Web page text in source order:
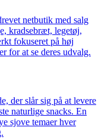
netbutik med salg
kradsebræt, legetøj,
fokuseret på høj
for at se deres udvalg.
der slår sig på at levere
naturlige snacks. En
sjove temaer hver